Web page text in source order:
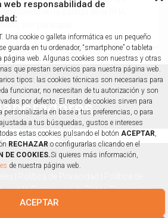
web responsabilidad de
Una cookie o galleta informática es un pequeño
guarda en tu ordenador, “smartphone” o tableta
página web. Algunas cookies son nuestras y otras
que prestan servicios para nuestra página web.
tipos: las cookies técnicas son necesarias para
funcionar, no necesitan de tu autorización y son
por defecto. El resto de cookies sirven para
personalizarla en base a tus preferencias, o para
a tus búsquedas, gustos e intereses
estas cookies pulsando el botón ACEPTAR,
RECHAZAR o configurarlas clicando en el
DE COOKIES.Si quieres más información,
de nuestra página web.
ACEPTAR
en la partida de la DHA.
con la Protección de Datos Personales
por tu equipo Imedia Comunicación